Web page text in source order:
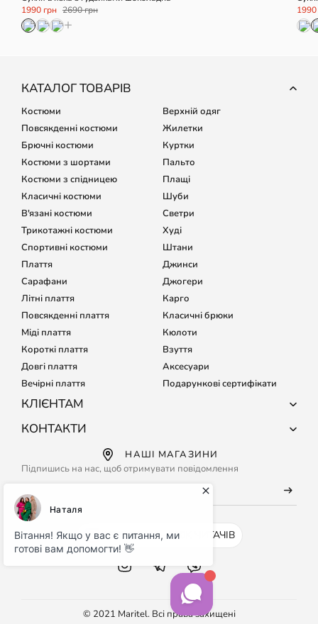
1990 грн 2690 грн
+
1990
КЛІЄНТАМ
Про компанію
Обмін і повернення
Часті питання
Договір оферти
Умови використання сайту
Бонусна програма
КАТАЛОГ ТОВАРІВ
Костюми
Повсякденні костюми
Брючні костюми
Костюми з шортами
Костюми з спідницею
Класичні костюми
В'язані костюми
Трикотажні костюми
Спортивні костюми
Плаття
Сарафани
Літні плаття
Повсякденні плаття
Міді плаття
Короткі плаття
Довгі плаття
Вечірні плаття
Верхній одяг
Жилетки
Куртки
Пальто
Плащі
Шуби
Светри
Худі
Штани
Джинси
Джогери
Карго
Класичні брюки
Кюлоти
Взуття
Аксесуари
Подарункові сертифікати
КОНТАКТИ
+38 (067) 127-68-15
+38 (067) 133-64-80
info@maritel.com.ua
НАШІ МАГАЗИНИ
INSTAGRAM - 500K ЧИТАЧІВ
Підпишись на нас, щоб отримувати повідомлення
© 2021 Maritel. Всі права захищені